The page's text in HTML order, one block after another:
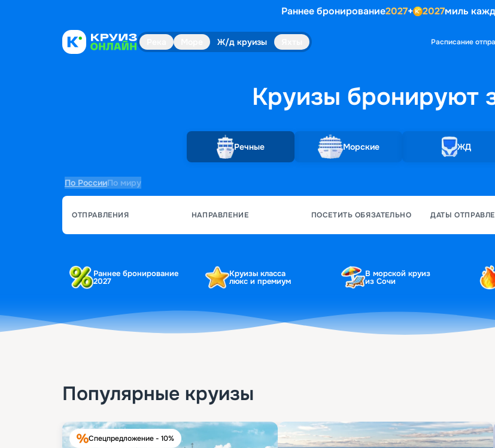
Раннее бронирование2027+ 2027миль
Ж/д круизы Расписание
Круизы бронируют
Речные Морские ЖД
По РоссииПо миру
ОТПРАВЛЕНИЯ НАПРАВЛЕНИЕ ПОСЕТИТЬ ОБЯЗАТЕЛЬНО ДАТЫ
Раннее бронирование
2027
Круизы класса
люкс и премиум
В морской круиз
из Сочи
Популярные круизы
Спецпредложение - 10%